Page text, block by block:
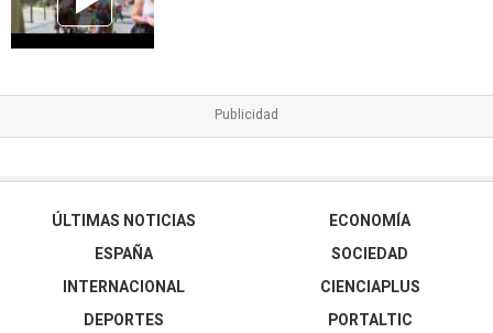
ÚLTIMAS NOTICIAS
ESPAÑA
INTERNACIONAL
DEPORTES
ECONOMÍA
SOCIEDAD
CIENCIAPLUS
PORTALTIC